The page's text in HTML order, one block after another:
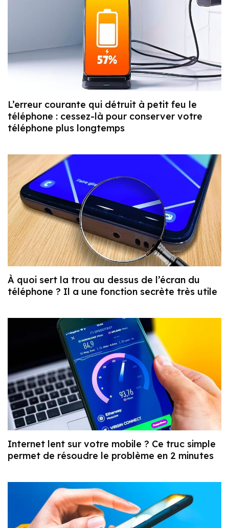
L’erreur courante qui détruit à petit feu le
téléphone : cessez-là pour conserver votre
téléphone plus longtemps
À quoi sert la trou au dessus de l’écran du
téléphone ? Il a une fonction secrète très utile
Internet lent sur votre mobile ? Ce truc simple
permet de résoudre le problème en 2 minutes